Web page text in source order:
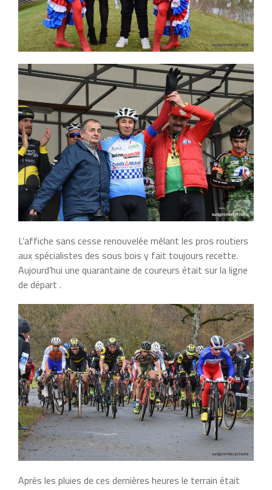
L’affiche sans cesse renouvelée mêlant les pros routiers
aux spécialistes des sous bois y fait toujours recette.
Aujourd’hui une quarantaine de coureurs était sur la ligne
de départ .
Après les pluies de ces dernières heures le terrain était